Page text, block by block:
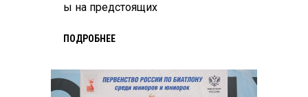
ы на предстоящих
ПОДРОБНЕЕ